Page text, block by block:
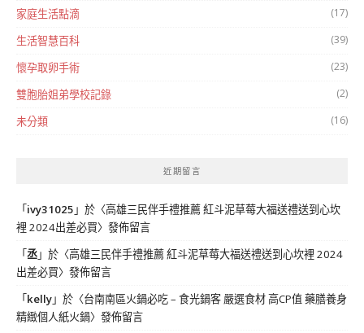
家庭生活點滴 (17)
生活智慧百科 (39)
懷孕取卵手術 (23)
雙胞胎姐弟學校記錄 (2)
未分類 (16)
近期留言
「 ivy31025 」於〈高雄三民伴手禮推薦 紅斗泥草莓大福送禮送到心坎
裡 2024出差必買〉發佈留言
「丞」於〈高雄三民伴手禮推薦 紅斗泥草莓大福送禮送到心坎裡 2024
出差必買〉發佈留言
「 kelly」於〈台南南區火鍋必吃 – 食光鍋客 嚴選食材 高CP值 藥膳養身
精緻個人紙火鍋〉發佈留言